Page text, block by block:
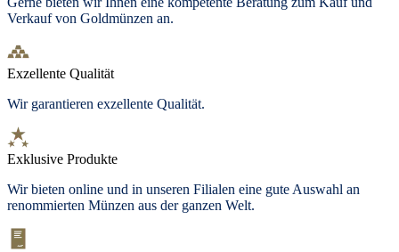
Verkauf von Goldmünzen an.
Exzellente Qualität
Wir garantieren exzellente Qualität.
Exklusive Produkte
Wir bieten online und in unseren Filialen eine gute Auswahl an
renommierten Münzen aus der ganzen Welt.